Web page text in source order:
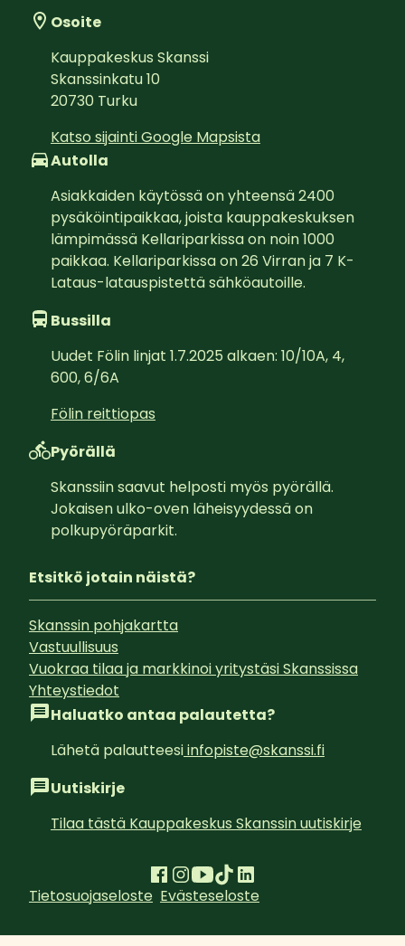
Osoite
Kauppakeskus Skanssi
Skanssinkatu 10
20730 Turku
Katso sijainti Google Mapsista
Autolla
Asiakkaiden käytössä on yhteensä 2400
pysäköintipaikkaa, joista kauppakeskuksen
lämpimässä Kellariparkissa on noin 1000
paikkaa. Kellariparkissa on 26 Virran ja 7 K-
Lataus-latauspistettä sähköautoille.
Bussilla
Uudet Fölin linjat 1.7.2025 alkaen: 10/10A, 4,
600, 6/6A
Fölin reittiopas
Pyörällä
Skanssiin saavut helposti myös pyörällä.
Jokaisen ulko-oven läheisyydessä on
polkupyöräparkit.
Etsitkö jotain näistä?
Skanssin pohjakartta
Vastuullisuus
Vuokraa tilaa ja markkinoi yritystäsi Skanssissa
Yhteystiedot
Haluatko antaa palautetta?
Lähetä palautteesiinfopiste@skanssi.fi
Uutiskirje
Tilaa tästä Kauppakeskus Skanssin uutiskirje
Tietosuojaseloste Evästeseloste